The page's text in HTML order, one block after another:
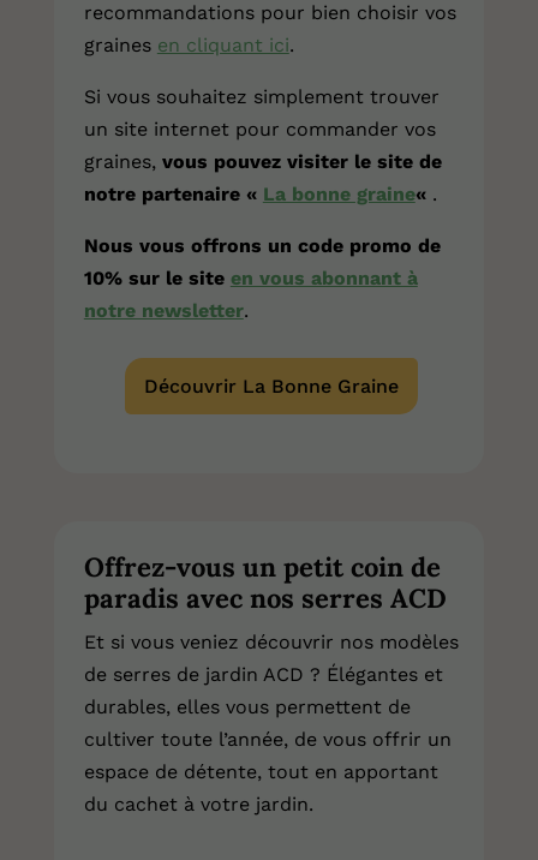
recommandations pour bien choisir vos
graines en cliquant ici.
Si vous souhaitez simplement trouver
un site internet pour commander vos
graines, vous pouvez visiter le site de
notre partenaire « La bonne graine« .
Nous vous offrons un code promo de
10% sur le site en vous abonnant à
notre newsletter.
Découvrir La Bonne Graine
Offrez-vous un petit coin de
paradis avec nos serres ACD
Et si vous veniez découvrir nos modèles
de serres de jardin ACD ? Élégantes et
durables, elles vous permettent de
cultiver toute l’année, de vous offrir un
espace de détente, tout en apportant
du cachet à votre jardin.